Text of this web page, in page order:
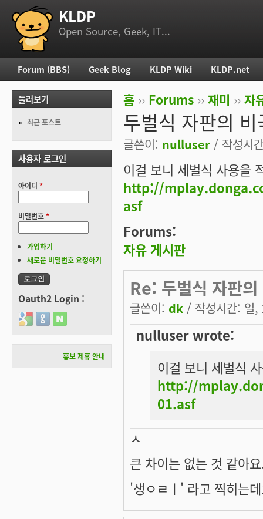
부 메뉴 KLDP
Open Source, Geek, IT...
현재 위치
홈 ›› Forums ›› 재미 ›› 자
두벌식 자판의 비
글쓴이: nulluser / 작성시
이걸 보니 세벌식 사용을
http://
asf
Forums:
자유 게시판
Re: 두벌식 자판의
글쓴이: dk / 작성시간: 일
nulluser wrote:
이걸 보니 세벌식
http://
01.asf
ㅅ
큰 차이는 없는 것 같아
'생ㅇㄹㅣ' 라고 찍히는
주 메뉴
Forum (BBS) Geek Blog KLDP Wiki KLDP.net
둘러보기
최근 포스트
사용자 로그인
아이디 *
비밀번호*
가입하기
새로운 비밀번호 요청하기
Oauth2 Login :
Login with Google
Login with GitHub
Login with Naver
홍보 제휴 안내